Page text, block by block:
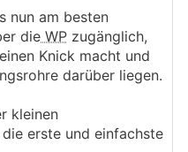
nun am besten
die WP zugänglich,
Knick macht und
darüber liegen.
kleinen
erste und einfachste